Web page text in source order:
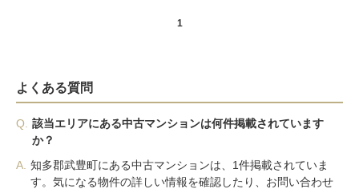
1
よくある質問
Q.
該当エリアにある中古マンションは何件掲載されています
か？
A. 知多郡武豊町にある中古マンションは、1件掲載されていま
す。気になる物件の詳しい情報を確認したり、お問い合わせ